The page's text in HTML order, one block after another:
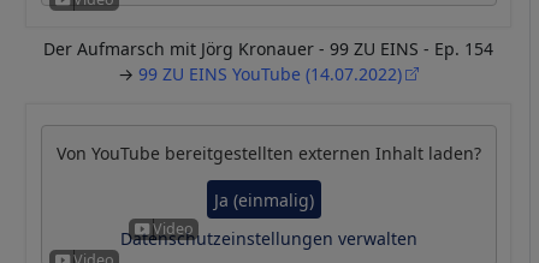
Der Aufmarsch mit Jörg Kronauer - 99 ZU EINS - Ep. 154
→99 ZU EINS YouTube (14.07.2022)
Von YouTube bereitgestellten externen Inhalt laden?
Ja (einmalig)
Datenschutzeinstellungen verwalten